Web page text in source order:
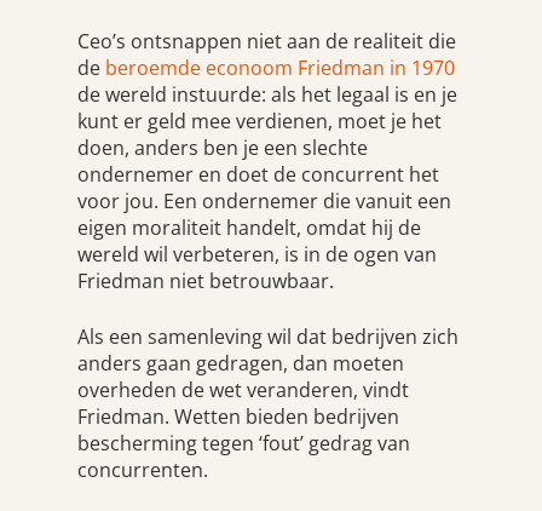
Ceo’s ontsnappen niet aan de realiteit die
de beroemde econoom Friedman in 1970
de wereld instuurde: als het legaal is en je
kunt er geld mee verdienen, moet je het
doen, anders ben je een slechte
ondernemer en doet de concurrent het
voor jou. Een ondernemer die vanuit een
eigen moraliteit handelt, omdat hij de
wereld wil verbeteren, is in de ogen van
Friedman niet betrouwbaar.
Als een samenleving wil dat bedrijven zich
anders gaan gedragen, dan moeten
overheden de wet veranderen, vindt
Friedman. Wetten bieden bedrijven
bescherming tegen ‘fout’ gedrag van
concurrenten.